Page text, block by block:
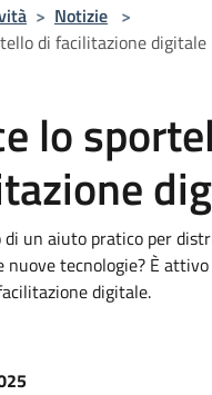
> Notizie >
di facilitazione digitale
lo
di un aiuto pratico per
nuove tecnologie? È
digitale.